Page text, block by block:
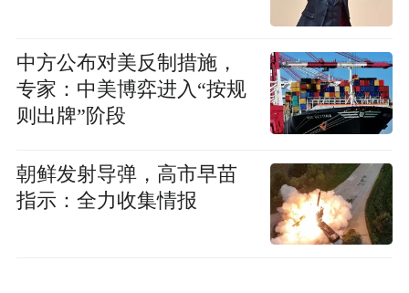
中方公布对美反制措施，
专家：中美博弈进入“按规
则出牌”阶段
朝鲜发射导弹，高市早苗
指示：全力收集情报